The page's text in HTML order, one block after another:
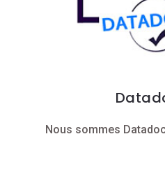
Nous sommes